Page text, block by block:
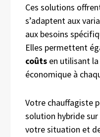
Ces solutions
s’adaptent aux
aux besoins
Elles permettent
coûts en utilisant la
économique à
Votre chauffagiste
solution hybride
votre situation et